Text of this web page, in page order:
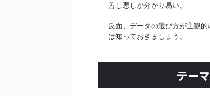
善し悪しが分かり易い。
反面、データの選び方が主観
は知っておきましょう。
テー